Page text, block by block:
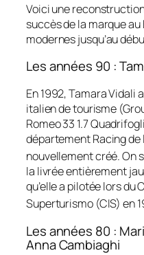
Voici une
succès de la marque
modernes jusqu’au
Les années 90 :
En 1992, Tamara Vidali
italien de tourisme
Romeo 33 1.7
département Racing de
nouvellement créé. On
la livrée entièrement
qu’elle a pilotée lors du
Superturismo (CIS) en
Les années 80 :
Anna Cambiaghi